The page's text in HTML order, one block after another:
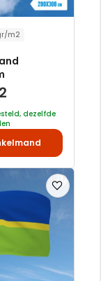
m2
dezelfde
Voeg
toe
aan
verlanglijst